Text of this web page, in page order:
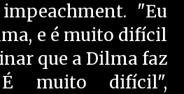
"Eu
e é muito difícil
que a Dilma faz
É muito difícil",